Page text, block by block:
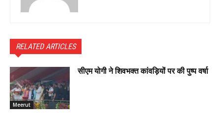
RELATED ARTICLES
Meerut
सीएम योगी ने शिवभक्त कांवड़ियों पर की पुष्प वर्षा